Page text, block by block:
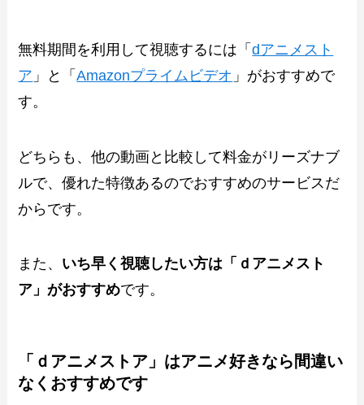
無料期間を利用して視聴するには「dアニメスト
ア 」と「Amazonプライムビデオ 」がおすすめで
す。
どちらも、他の動画と比較して料金がリーズナブ
ルで、優れた特徴あるのでおすすめのサービスだ
からです。
また、 いち早く視聴したい方は「ｄアニメスト
ア」がおすすめです。
「ｄアニメストア」はアニメ好きなら間違い
なくおすすめです